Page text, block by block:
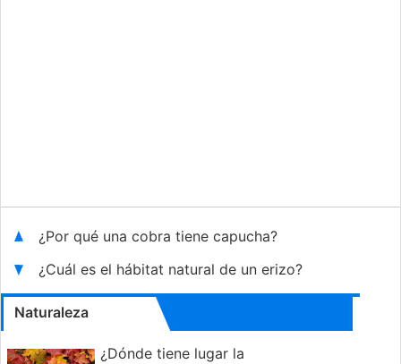
¿Por qué una cobra tiene capucha?
¿Cuál es el hábitat natural de un erizo?
Naturaleza
¿Dónde tiene lugar la